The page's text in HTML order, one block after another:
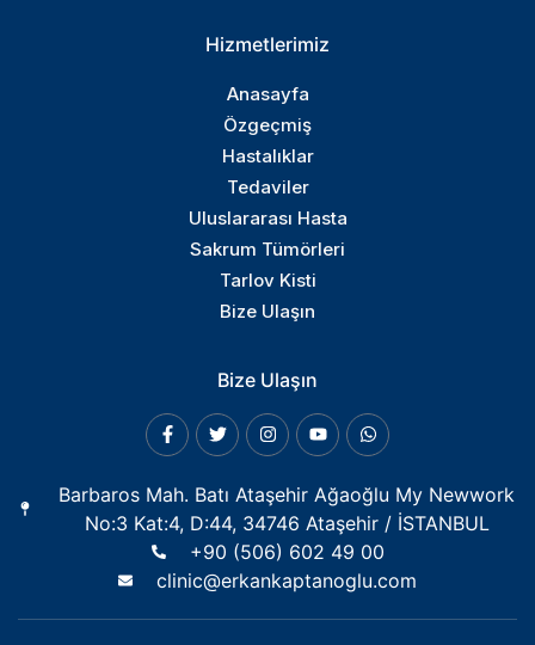
Hizmetlerimiz
Anasayfa
Özgeçmiş
Hastalıklar
Tedaviler
Uluslararası Hasta
Sakrum Tümörleri
Tarlov Kisti
Bize Ulaşın
Bize Ulaşın
Barbaros Mah. Batı Ataşehir Ağaoğlu My Newwork
No:3 Kat:4, D:44, 34746 Ataşehir / İSTANBUL
+90 (506) 602 49 00
clinic@erkankaptanoglu.com